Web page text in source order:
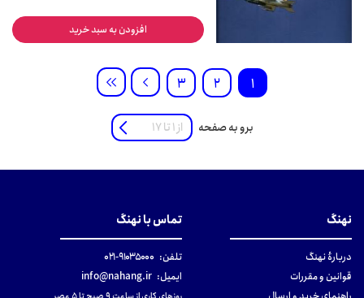
افزودن به سبد خرید
1
2
3
برو به صفحه
نهنگ
دربارهٔ نهنگ
قوانین و مقررات
تماس با نهنگ
تلفن: ۹۱۰۳۵۰۰۰-۰۲۱
ایمیل: info@nahang.ir